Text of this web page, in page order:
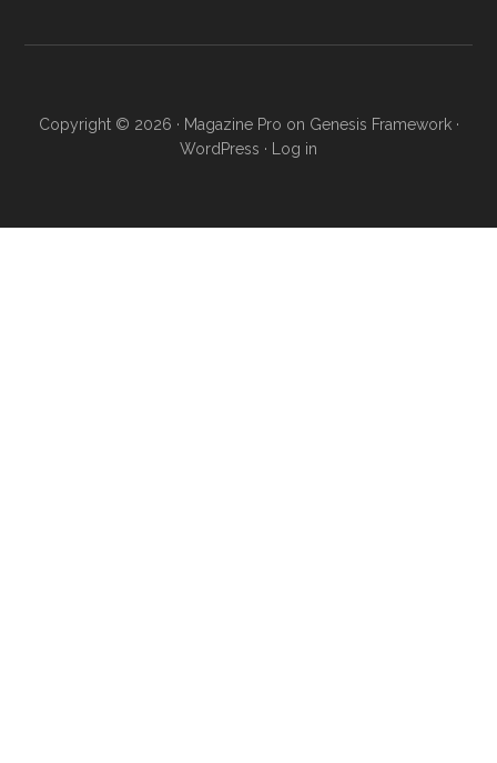
Copyright © 2026 · Magazine Pro on Genesis Framework·
WordPress · Log in